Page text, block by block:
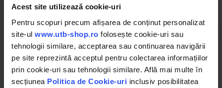
Acest site utilizează cookie-uri
Pentru scopuri precum afișarea de conținut personalizat
site-ul www.utb-shop.ro folosește cookie-uri sau
tehnologii similare, acceptarea sau continuarea navigării
pe site reprezintă acceptul pentru colectarea informațiilor
prin cookie-uri sau tehnologii similare. Află mai multe în
secțiunea Politica de Cookie-uri inclusiv posibilitatea
Cumpărate frecvent împreună